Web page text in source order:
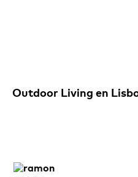
Outdoor Living en